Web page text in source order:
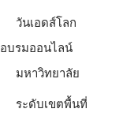
วันเอดส์โลก
อบรมออนไลน์
มหาวิทยาลัย
ระดับเขตพื้นที่